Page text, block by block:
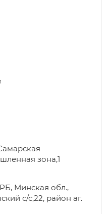
зона,1
Минская обл.,
с/с,22, район аг.